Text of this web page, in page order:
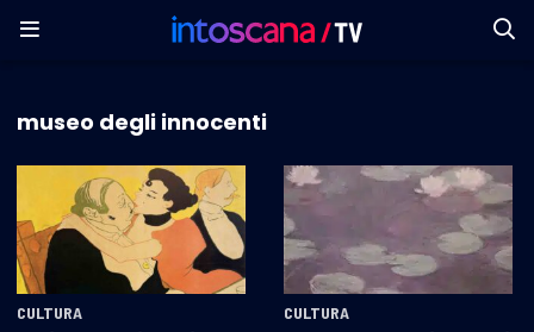
museo degli innocenti
CULTURA CULTURA